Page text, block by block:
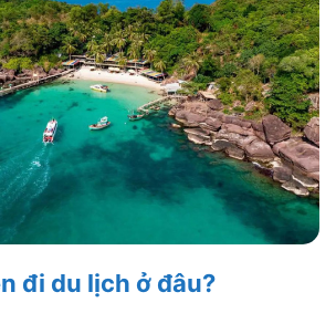
đi du lịch ở đâu?